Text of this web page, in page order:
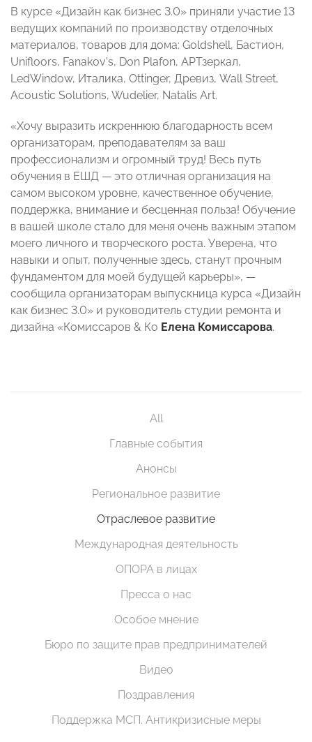
В курсе «Дизайн как бизнес 3.0» приняли участие 13
ведущих компаний по производству отделочных
материалов, товаров для дома: Goldshell, Бастион,
Unifloors, Fanakov's, Don Plafon, АРТзеркал,
LedWindow, Италика, Ottinger, Древиз, Wall Street,
Acoustic Solutions, Wudelier, Natalis Art.
«Хочу выразить искреннюю благодарность всем
организаторам, преподавателям за ваш
профессионализм и огромный труд! Весь путь
обучения в ЕШД — это отличная организация на
самом высоком уровне, качественное обучение,
поддержка, внимание и бесценная польза! Обучение
в вашей школе стало для меня очень важным этапом
моего личного и творческого роста. Уверена, что
навыки и опыт, полученные здесь, станут прочным
фундаментом для моей будущей карьеры», —
сообщила организаторам выпускница курса «Дизайн
как бизнес 3.0» и руководитель студии ремонта и
дизайна «Комиссаров & Ко Елена Комиссарова.
All
Главные события
Анонсы
Региональное развитие
Отраслевое развитие
Международная деятельность
ОПОРА в лицах
Пресса о нас
Особое мнение
Бюро по защите прав предпринимателей
Видео
Поздравления
Поддержка МСП. Антикризисные меры